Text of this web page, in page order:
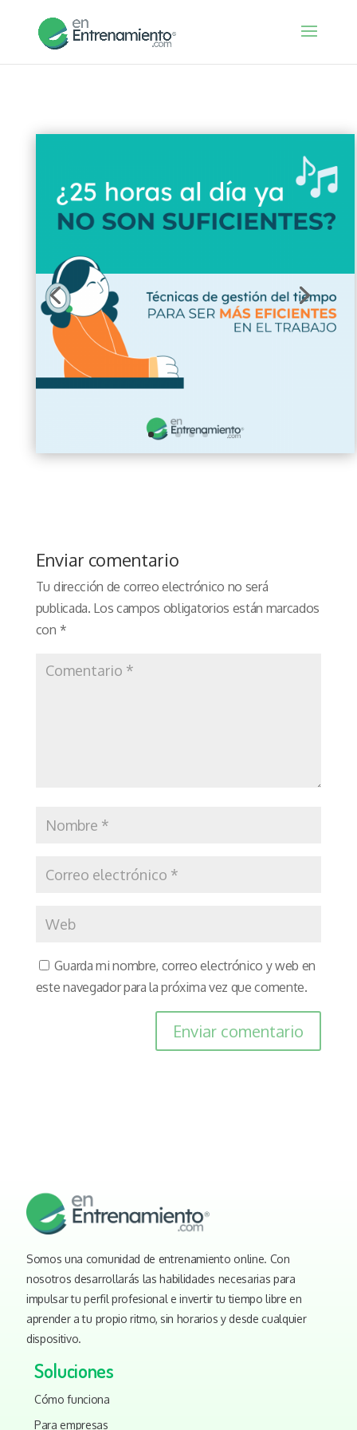
Enviar comentario
Tu dirección de correo electrónico no será
publicada. Los campos obligatorios están marcados
con *
Guarda mi nombre, correo electrónico y web en
este navegador para la próxima vez que comente.
Somos una comunidad de entrenamiento online. Con
nosotros desarrollarás las habilidades necesarias para
impulsar tu perfil profesional e invertir tu tiempo libre en
aprender a tu propio ritmo, sin horarios y desde cualquier
dispositivo.
Soluciones
Cómo funciona
Para empresas